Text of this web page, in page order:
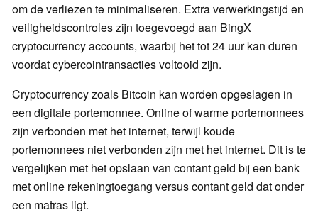
om de verliezen te minimaliseren. Extra verwerkingstijd en
veiligheidscontroles zijn toegevoegd aan BingX
cryptocurrency accounts, waarbij het tot 24 uur kan duren
voordat cybercointransacties voltooid zijn.
Cryptocurrency zoals Bitcoin kan worden opgeslagen in
een digitale portemonnee. Online of warme portemonnees
zijn verbonden met het internet, terwijl koude
portemonnees niet verbonden zijn met het internet. Dit is te
vergelijken met het opslaan van contant geld bij een bank
met online rekeningtoegang versus contant geld dat onder
een matras ligt.